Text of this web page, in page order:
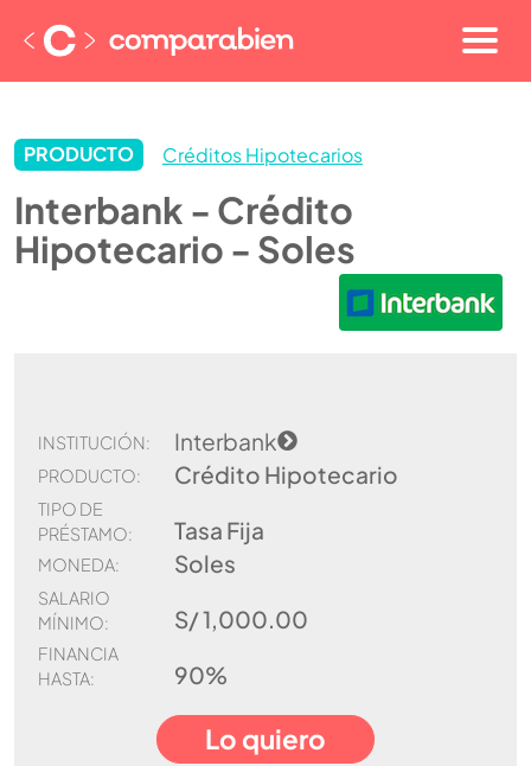
PRODUCTO Créditos Hipotecarios
Interbank - Crédito
Hipotecario - Soles
INSTITUCIÓN: Interbank
PRODUCTO: Crédito Hipotecario
TIPO DE
PRÉSTAMO:
Tasa Fija
MONEDA: Soles
SALARIO
MÍNIMO:
S/ 1,000.00
FINANCIA
HASTA:
90%
Lo quiero